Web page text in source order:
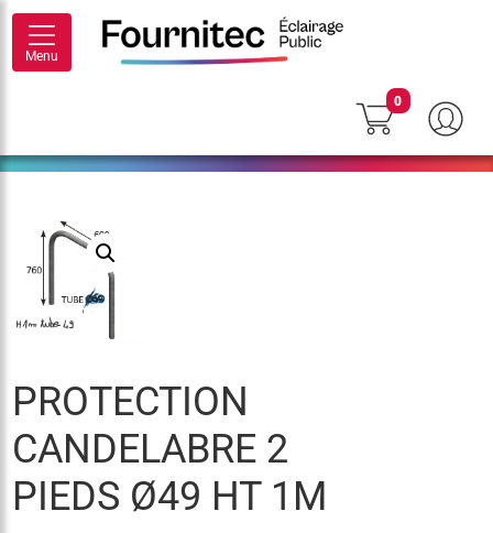
Menu
0
PROTECTION
CANDELABRE 2
PIEDS Ø49 HT 1M